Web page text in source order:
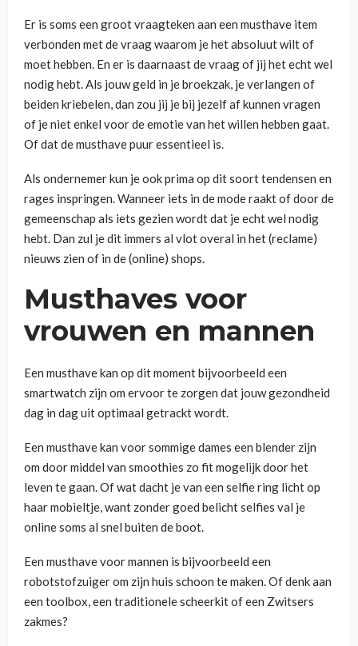
Er is soms een groot vraagteken aan een musthave item
verbonden met de vraag waarom je het absoluut wilt of
moet hebben. En er is daarnaast de vraag of jij het echt wel
nodig hebt. Als jouw geld in je broekzak, je verlangen of
beiden kriebelen, dan zou jij je bij jezelf af kunnen vragen
of je niet enkel voor de emotie van het willen hebben gaat.
Of dat de musthave puur essentieel is.
Als ondernemer kun je ook prima op dit soort tendensen en
rages inspringen. Wanneer iets in de mode raakt of door de
gemeenschap als iets gezien wordt dat je echt wel nodig
hebt. Dan zul je dit immers al vlot overal in het (reclame)
nieuws zien of in de (online) shops.
Musthaves voor
vrouwen en mannen
Een musthave kan op dit moment bijvoorbeeld een
smartwatch zijn om ervoor te zorgen dat jouw gezondheid
dag in dag uit optimaal getrackt wordt.
Een musthave kan voor sommige dames een blender zijn
om door middel van smoothies zo fit mogelijk door het
leven te gaan. Of wat dacht je van een selfie ring licht op
haar mobieltje, want zonder goed belicht selfies val je
online soms al snel buiten de boot.
Een musthave voor mannen is bijvoorbeeld een
robotstofzuiger om zijn huis schoon te maken. Of denk aan
een toolbox, een traditionele scheerkit of een Zwitsers
zakmes?